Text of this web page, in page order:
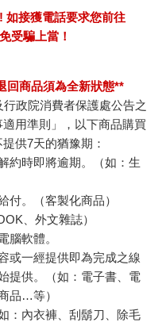
如接獲電話要求您前往
受騙上當！
回商品須為全新狀態**
政院消費者保護處公告之
適用準則」，以下商品購買
供7天的猶豫期：
約時即將逾期。（如：生
付。（客製化商品）
、外文雜誌）
腦軟體。
或一經提供即為完成之線
提供。（如：電子書、電
品…等）
：內衣褲、刮鬍刀、除毛